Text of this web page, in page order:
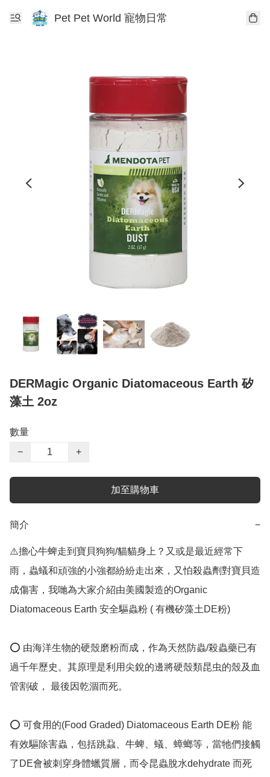
Pet Pet World 寵物日常
DERMagic Organic Diatomaceous Earth 矽
藻土 2oz
數量
−
+
加至購物車
簡介 −
⚠️擔心牛蜱走到寶貝狗狗/貓貓身上？又或是最近經常下
雨，蟲蟻和頑強的小強都紛紛走出來，又怕殺蟲劑對寶貝造
成傷害，我哋為大家介紹由美國製造的Organic
Diatomaceous Earth 安全驅蟲粉 ( 有機矽藻土DE粉)
⭕️ 由海洋生物的硬殼磨粉而成，作為天然防蟲/殺蟲藥已有
過千年歷史。其原理是利用尖銳的邊將硬殼類昆虫的殼及血
管割破， 最後因乾涸而死。
⭕️ 可食用的(Food Graded) Diatomaceous Earth DE粉 能
有效驅除害蟲，包括跳蝨、牛蜱、蟻、蟑螂等，當牠們接觸
了DE會被刺穿身體蠟質層，而令昆蟲脫水dehydrate 而死